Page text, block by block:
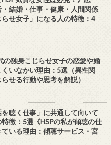
・結婚・仕事・健康・人間関係
らせ女子」になる人の特徴：4
の独身こじらせ女子の恋愛や婚
くいなかい理由：5選（異性関
せる行動や思考を解説）
を聴く仕事」に共通して向いて
特徴：5選《HSPの私が傾聴の仕
ている理由：傾聴サービス・宮